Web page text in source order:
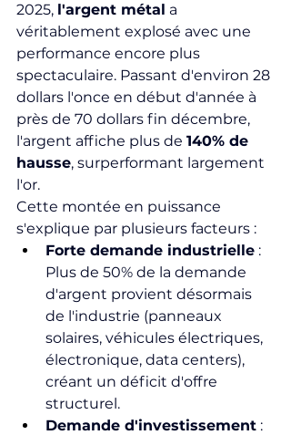
2025, l'argent métal a
véritablement explosé avec une
performance encore plus
spectaculaire. Passant d'environ 28
dollars l'once en début d'année à
près de 70 dollars fin décembre,
l'argent affiche plus de 140% de
hausse, surperformant largement
l'or.
Cette montée en puissance
s'explique par plusieurs facteurs :
Forte demande industrielle :
Plus de 50% de la demande
d'argent provient désormais
de l'industrie (panneaux
solaires, véhicules électriques,
électronique, data centers),
créant un déficit d'offre
structurel.
Demande d'investissement :